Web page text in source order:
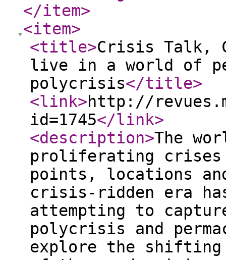
</item>
<item>
<title>Crisis Talk,
live in a world of
polycrisis</title>
<link>http://
id=1745</link>
<description>The
proliferating
points, locations
crisis-ridden era
attempting to
polycrisis and
explore the shifting